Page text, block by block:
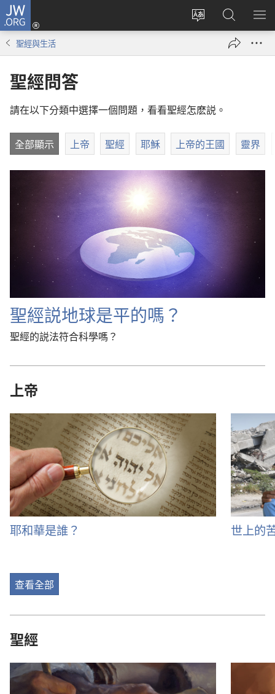
JW.ORG
更
登
錄
（開
搜
尋
JW.ORG
顯
聖經與生活
聖經問答
請在以下分類中選擇一個問題，看看聖經怎麽説。
全部顯示 上帝 聖經 耶穌 上帝的王國 靈界
聖經説地球是平的嗎？
聖經的説法符合科學嗎？
上帝
耶和華是誰？ 世上的
查看全部
聖經